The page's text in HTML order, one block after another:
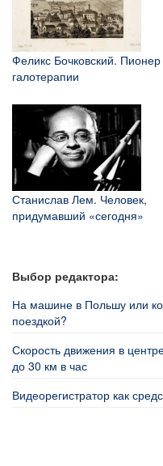
Феликс Бочковский. Пионер
галотерапии
Станислав Лем. Человек,
придумавший «сегодня»
Выбор редактора:
На машине в Польшу или
поездкой?
Скорость движения в
до 30 км в час
Видеорегистратор как